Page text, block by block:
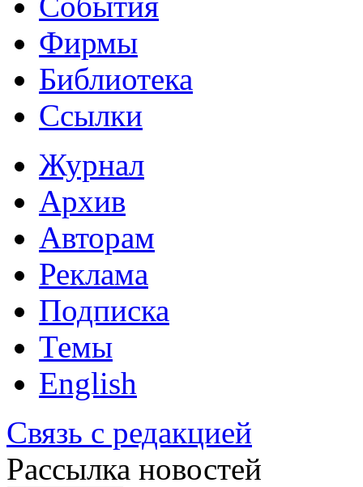
Фирмы
Библиотека
Ссылки
Журнал
Архив
Авторам
Реклама
Подписка
Темы
English
Связь с редакцией
Рассылка новостей